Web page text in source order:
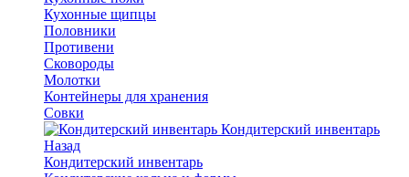
Кухонные щипцы
Половники
Противени
Сковороды
Молотки
Контейнеры для хранения
Совки
Кондитерский инвентарь
Назад
Кондитерский инвентарь